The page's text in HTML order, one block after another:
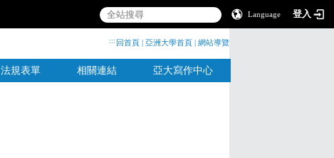
Language 登入
::: 回首頁 | 亞洲大學首頁 | 網站導覽
法規表單 相關連結 亞大寫作中心